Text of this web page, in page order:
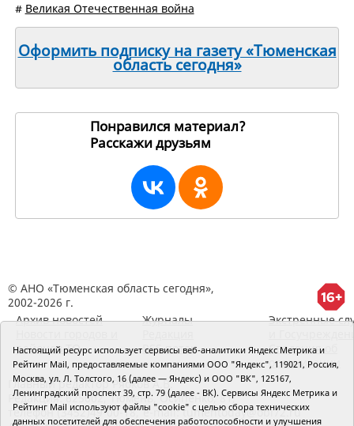
# Великая Отечественная война
Оформить подписку на газету «Тюменская
область сегодня»
Понравился материал?
Расскажи друзьям
© АНО «Тюменская область сегодня»,
2002-2026 г.
Архив новостей
районов ТО
Журналы
RSS поток
Экстренные
Сведения об
организации
Главный редактор Рябков А.В.
Редакция: 625002, Тюмень, Осипенко, 81,
телефон (3452)49-00-18, e-mail: tumentoday@obl72.ru
Настоящий ресурс использует сервисы веб-аналитики Яндекс Метрика и
Рейтинг Mail, предоставляемые компаниями ООО "Яндекс", 119021, Россия,
Москва, ул. Л. Толстого, 16 (далее — Яндекс) и ООО "ВК", 125167,
Ленинградский проспект 39, стр. 79 (далее - ВК). Сервисы Яндекс Метрика и
Рейтинг Mail используют файлы "cookie" с целью сбора технических
данных посетителей для обеспечения работоспособности и улучшения